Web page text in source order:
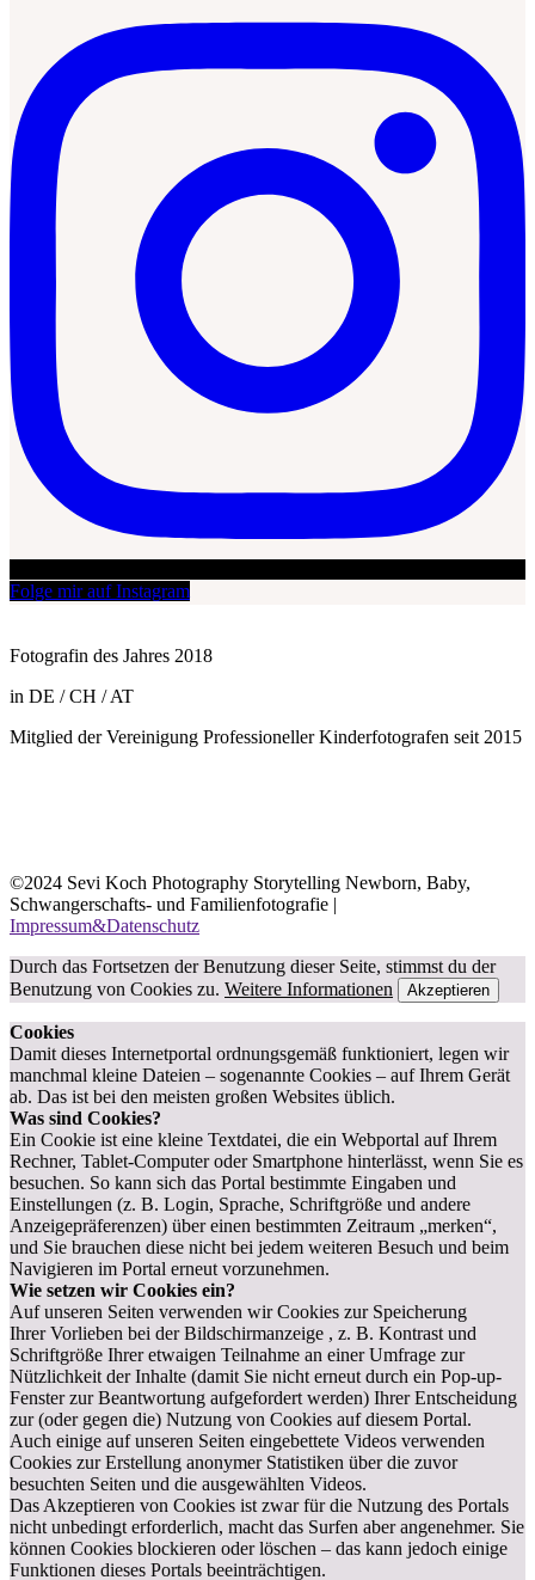
Folge mir auf Instagram
Fotografin des Jahres 2018
in DE / CH / AT
Mitglied der Vereinigung Professioneller Kinderfotografen seit 2015
©2024 Sevi Koch Photography Storytelling Newborn, Baby,
Schwangerschafts- und Familienfotografie |
Impressum&Datenschutz
Durch das Fortsetzen der Benutzung dieser Seite, stimmst du der
Benutzung von Cookies zu. Weitere Informationen Akzeptieren
Cookies
Damit dieses Internetportal ordnungsgemäß funktioniert, legen wir
manchmal kleine Dateien – sogenannte Cookies – auf Ihrem Gerät
ab. Das ist bei den meisten großen Websites üblich.
Was sind Cookies?
Ein Cookie ist eine kleine Textdatei, die ein Webportal auf Ihrem
Rechner, Tablet-Computer oder Smartphone hinterlässt, wenn Sie es
besuchen. So kann sich das Portal bestimmte Eingaben und
Einstellungen (z. B. Login, Sprache, Schriftgröße und andere
Anzeigepräferenzen) über einen bestimmten Zeitraum „merken“,
und Sie brauchen diese nicht bei jedem weiteren Besuch und beim
Navigieren im Portal erneut vorzunehmen.
Wie setzen wir Cookies ein?
Auf unseren Seiten verwenden wir Cookies zur Speicherung
Ihrer Vorlieben bei der Bildschirmanzeige , z. B. Kontrast und
Schriftgröße Ihrer etwaigen Teilnahme an einer Umfrage zur
Nützlichkeit der Inhalte (damit Sie nicht erneut durch ein Pop-up-
Fenster zur Beantwortung aufgefordert werden) Ihrer Entscheidung
zur (oder gegen die) Nutzung von Cookies auf diesem Portal.
Auch einige auf unseren Seiten eingebettete Videos verwenden
Cookies zur Erstellung anonymer Statistiken über die zuvor
besuchten Seiten und die ausgewählten Videos.
Das Akzeptieren von Cookies ist zwar für die Nutzung des Portals
nicht unbedingt erforderlich, macht das Surfen aber angenehmer. Sie
können Cookies blockieren oder löschen – das kann jedoch einige
Funktionen dieses Portals beeinträchtigen.